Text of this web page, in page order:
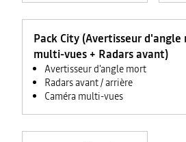
Pack City (Avertisseur d'angle
multi-vues + Radars avant)
Avertisseur d'angle mort
Radars avant / arrière
Caméra multi-vues